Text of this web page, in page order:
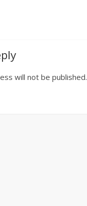
will not be published.